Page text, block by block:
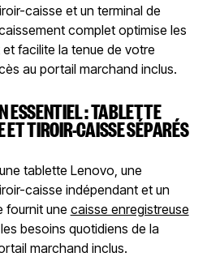
caisse et un terminal de
complet optimise les
facilite la tenue de votre
au portail marchand inclus.
ESSENTIEL : TABLETTE
TIROIR-CAISSE SÉPARÉS
tablette Lenovo, une
caisse indépendant et un
fournit une caisse enregistreuse
besoins quotidiens de la
marchand inclus.